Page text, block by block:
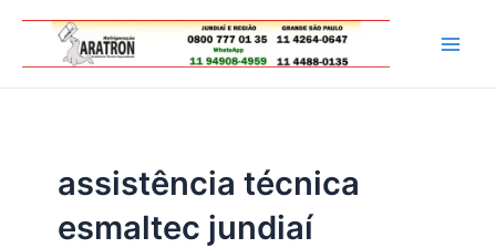
assistência técnica
esmaltec jundiaí